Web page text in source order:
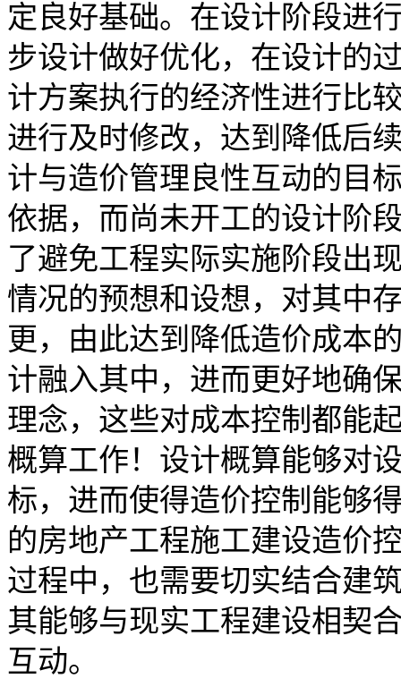
定良好基础。在设计阶段进
步设计做好优化，在设计的
计方案执行的经济性进行比
进行及时修改，达到降低后
计与造价管理良性互动的目
依据，而尚未开工的设计阶
了避免工程实际实施阶段出
情况的预想和设想，对其中
更，由此达到降低造价成本
计融入其中，进而更好地确
理念，这些对成本控制都能
概算工作！设计概算能够对
标，进而使得造价控制能够
的房地产工程施工建设造价
过程中，也需要切实结合建
其能够与现实工程建设相契
互动。